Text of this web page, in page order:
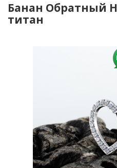
Банан Обратный
титан